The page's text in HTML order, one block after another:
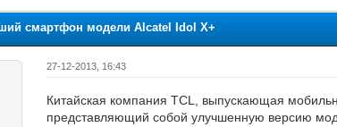
смартфон модели Alcatel Idol X+
27-12-2013, 16:43
Китайская компания TCL, выпускающая
представляющий собой улучшенную версию